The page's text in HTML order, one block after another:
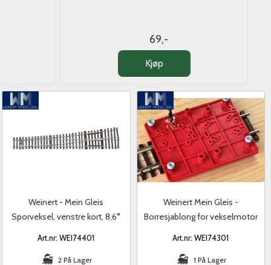
69,-
Kjøp
Weinert - Mein Gleis
Sporveksel, venstre kort, 8,6°
Art.nr: WEI74401
2 På Lager
Weinert Mein Gleis -
Borresjablong for vekselmotor
Art.nr: WEI74301
1 På Lager